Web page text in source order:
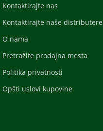
Kontaktirajte nas
Kontaktirajte naše distributere
O nama
Pretražite prodajna mesta
Politika privatnosti
Opšti uslovi kupovine